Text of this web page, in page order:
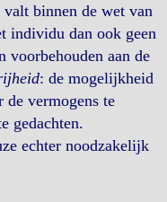
binnen de wet van
individu dan ook geen
aan de
: de mogelijkheid
de vermogens te
gedachten.
echter noodzakelijk